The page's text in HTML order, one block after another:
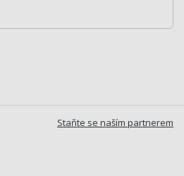
Staňte se naším partnerem